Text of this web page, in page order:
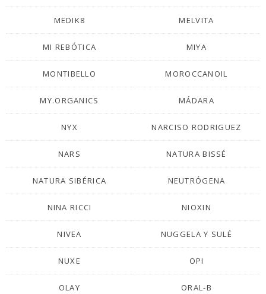
MEDIK8 MELVITA
MI REBÓTICA MIYA
MONTIBELLO MOROCCANOIL
MY.ORGANICS MÁDARA
NYX NARCISO RODRIGUEZ
NARS NATURA BISSÉ
NATURA SIBÉRICA NEUTRÓGENA
NINA RICCI NIOXIN
NIVEA NUGGELA Y SULÉ
NUXE OPI
OLAY ORAL-B